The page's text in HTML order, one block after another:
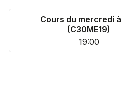
Cours du mercredi à
(C30ME19)
19:00